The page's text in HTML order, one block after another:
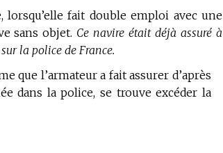
lorsqu’elle fait double emploi avec une
sans objet. Ce navire était déjà assuré à
la police de France.
que l’armateur a fait assurer d’après
dans la police, se trouve excéder la